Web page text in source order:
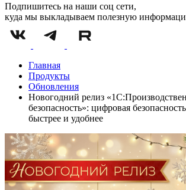
Подпишитесь на наши соц сети,
куда мы выкладываем полезную
Главная
Продукты
Обновления
Новогодний релиз
безопасность»: цифровая
быстрее и удобнее